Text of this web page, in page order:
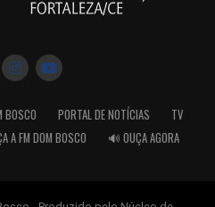
BOSCO PORTAL DE NOTÍCIAS
TV
A FM DOM BOSCO 🔊 OUÇA AGORA